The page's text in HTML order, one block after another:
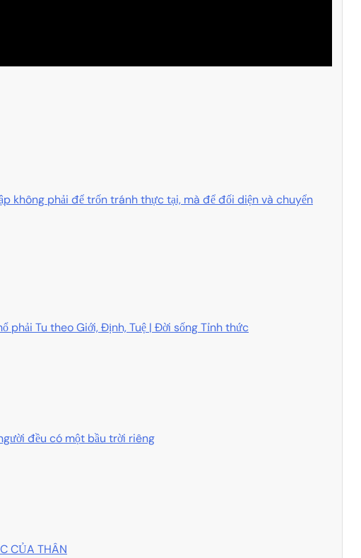
không phải để trốn tránh thực tại, mà để đối diện và chuyển
phải Tu theo Giới, Định, Tuệ | Đời sống Tỉnh thức
đều có một bầu trời riêng
CỦA THÂN